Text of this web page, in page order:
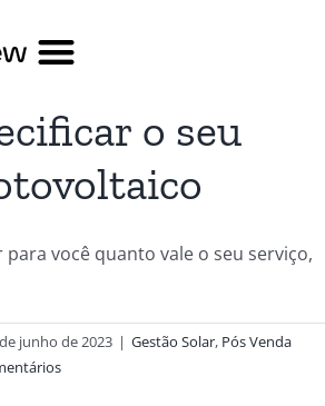
o seu
você quanto vale o seu serviço,
junho de 2023 | Gestão Solar, Pós Venda